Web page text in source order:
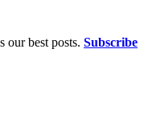
our best posts. Subscribe